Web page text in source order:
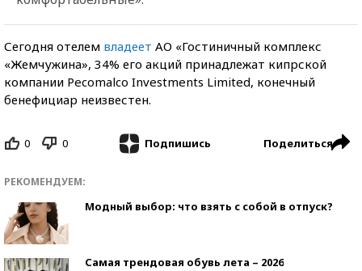
Сегодня отелем владеет АО «Гостиничный комплекс
«Жемчужина», 34% его акций принадлежат кипрской
компании Pecomalco Investments Limited, конечный
бенефициар неизвестен.
0 0 Подпишись Поделиться
РЕКОМЕНДУЕМ:
Модный выбор: что взять с собой в отпуск?
Самая трендовая обувь лета – 2026